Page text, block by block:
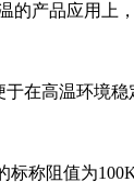
产品应用上
在高温环境稳
称阻值为